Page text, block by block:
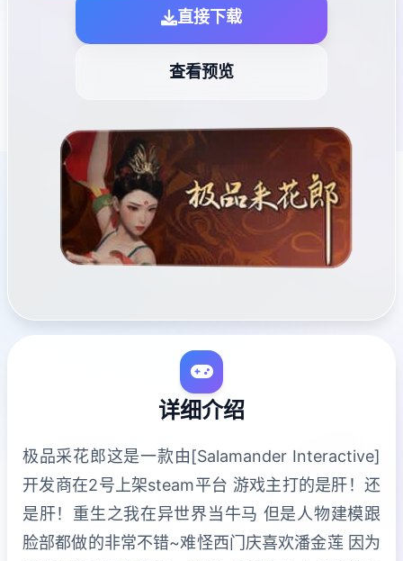
直接下载
查看预览
详细介绍
极品采花郎这是一款由[Salamander Interactive]
开发商在2号上架steam平台 游戏主打的是肝！还
是肝！重生之我在异世界当牛马 但是人物建模跟
脸部都做的非常不错~难怪西门庆喜欢潘金莲 因为